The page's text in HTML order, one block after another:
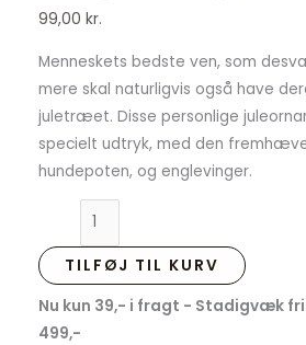
99,00 kr.
Menneskets bedste ven, som
mere skal naturligvis også have
juletræet. Disse personlige
specielt udtryk, med den
hundepoten, og englevinger.
TILFØJ TIL KURV
Nu kun 39,- i fragt - Stadigvæk
499,-